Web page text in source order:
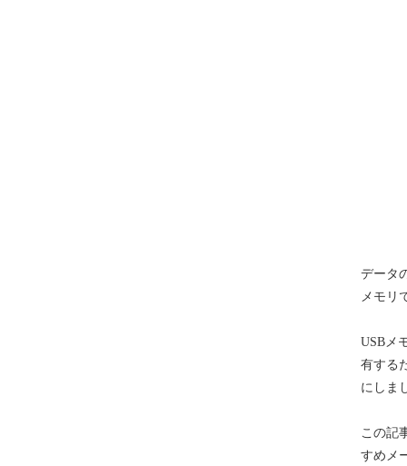
データ
メモリ
USBメ
有する
にしま
この記
すめメ